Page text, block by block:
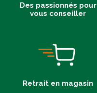
Des passionnés pour
vous conseiller
Retrait en magasin